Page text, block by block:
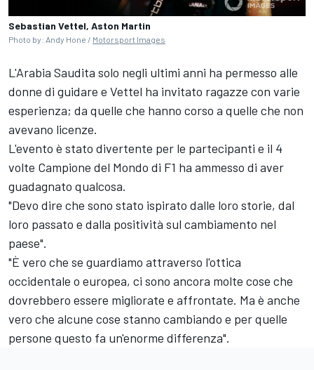
Sebastian Vettel, Aston Martin
Photo by: Andy Hone / Motorsport Images
L'Arabia Saudita solo negli ultimi anni ha permesso alle
donne di guidare e Vettel ha invitato ragazze con varie
esperienza; da quelle che hanno corso a quelle che non
avevano licenze.
L'evento è stato divertente per le partecipanti e il 4
volte Campione del Mondo di F1 ha ammesso di aver
guadagnato qualcosa.
"Devo dire che sono stato ispirato dalle loro storie, dal
loro passato e dalla positività sul cambiamento nel
paese".
"È vero che se guardiamo attraverso l'ottica
occidentale o europea, ci sono ancora molte cose che
dovrebbero essere migliorate e affrontate. Ma è anche
vero che alcune cose stanno cambiando e per quelle
persone questo fa un'enorme differenza".